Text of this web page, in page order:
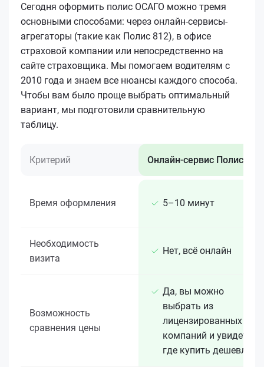
Сегодня оформить полис ОСАГО можно тремя
основными способами: через онлайн-сервисы-
агрегаторы (такие как Полис 812), в офисе
страховой компании или непосредственно на
сайте страховщика. Мы помогаем водителям с
2010 года и знаем все нюансы каждого способа.
Чтобы вам было проще выбрать оптимальный
вариант, мы подготовили сравнительную
таблицу.
Критерий Онлайн-сервис Полис 812
Время оформления 5–10 минут
Необходимость
визита
Нет, всё онлайн
Возможность
сравнения цены
Да, вы можно
выбрать из
лицензированных 15+
компаний и увидеть,
где купить дешевле